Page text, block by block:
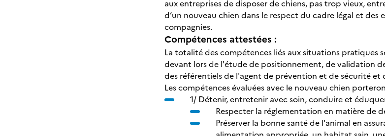
aux entreprises de disposer de chiens, pas trop vieux,
d’un nouveau chien dans le respect du cadre légal et
compagnies.
Compétences attestées :
La totalité des compétences liés aux situations
devant lors de l'étude de positionnement, de validation
des référentiels de l'agent de prévention et de sécurité
Les compétences évaluées avec le nouveau chien
1/ Détenir, entretenir avec soin, conduire et
Respecter la réglementation en matière de
Préserver la bonne santé de l'animal en